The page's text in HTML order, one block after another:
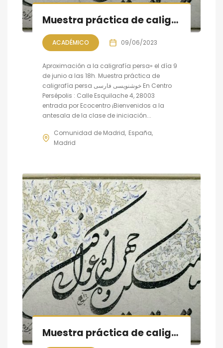
Muestra práctica de caligrafía persa, sesión VIII
ACADÉMICO 09/06/2023
Aproximación a la caligrafía persa» el día 9
de junio a las 18h. Muestra práctica de
caligrafía persa خوشنویسی فارسی En Centro
Persépolis : Calle Esquilache 4, 28003
entrada por Ecocentro ¡Bienvenidos a la
antesala de la clase de iniciación...
Comunidad de Madrid España
Madrid
Muestra práctica de caligrafía persa, sesión IX